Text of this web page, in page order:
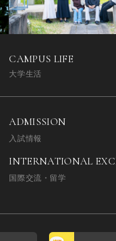
CAMPUS LIFE
大学生活
ADMISSION
入試情報
INTERNATIONAL
国際交流・留学